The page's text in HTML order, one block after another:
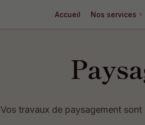
Accueil Nos services
Vos travaux de paysagement